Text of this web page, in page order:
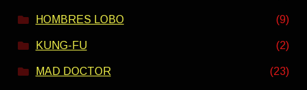
HOMBRES LOBO (9)
KUNG-FU (2)
MAD DOCTOR (23)